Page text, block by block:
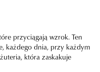
przyciągają wzrok. Ten
każdego dnia, przy każdym
która zaskakuje